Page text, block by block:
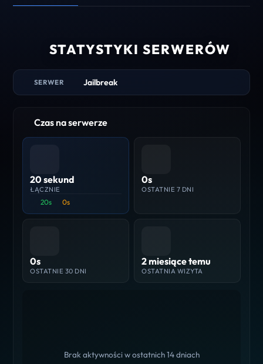
STATYSTYKI SERWERÓW
SERWER Jailbreak
Czas na serwerze
20 sekund
ŁĄCZNIE
20s 0s
0s
OSTATNIE 7 DNI
0s
OSTATNIE 30 DNI
2 miesiące temu
OSTATNIA WIZYTA
Brak aktywności w ostatnich 14 dniach